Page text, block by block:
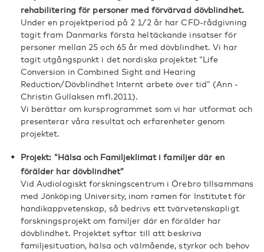
rehabilitering för personer med förvärvad dövblindhet.
Under en projektperiod på 2 1/2 år har CFD-rådgivning
tagit fram Danmarks första heltäckande insatser för
personer mellan 25 och 65 år med dövblindhet. Vi har
tagit utgångspunkt i det nordiska projektet ”Life
Conversion in Combined Sight and Hearing
Reduction/Dövblindhet Internt arbete över tid” (Ann -
Christin Gullaksen mfl.2011).
Vi berättar om kursprogrammet som vi har utformat och
presenterar våra resultat och erfarenheter genom
projektet.
Projekt: ”Hälsa och Familjeklimat i familjer där en
förälder har dövblindhet”
Vid Audiologiskt forskningscentrum i Örebro tillsammans
med Jönköping University, inom ramen för Institutet för
handikappvetenskap, så bedrivs ett tvärvetenskapligt
forskningsprojekt om familjer där en förälder har
dövblindhet. Projektet syftar till att beskriva
familjesituation, hälsa och välmående, styrkor och behov